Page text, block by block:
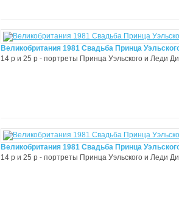
Великобритания 1981 Свадьба Принца
14 р и 25 р - портреты Принца Уэльского и Леди
Великобритания 1981 Свадьба Принца
14 р и 25 р - портреты Принца Уэльского и Леди